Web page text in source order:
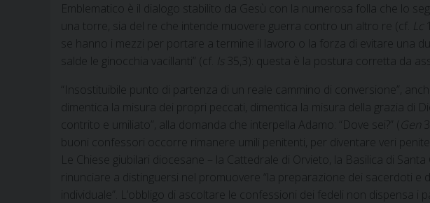
Emblematico è il dialogo stabilito da Gesù con la numerosa folla che lo
una torre, sia del re che intende muovere guerra contro un altro re (cf. Lc
se hanno i mezzi per portare a termine il lavoro o la forza di evitare una
salde le ginocchia vacillanti” (cf.
Is 35,3): questa è la postura corretta da
“Insostituibile punto di partenza di un reale cammino di conversione”,
dimentica la misura dei propri peccati, dimentica la misura della grazia di
contrito e umiliato”, alla domanda che interpella Adamo: “Dove sei?” (
Gen
buoni confessori occorre rimanere umili penitenti, per diventare veri
Le Chiese giubilari diocesane – la Cattedrale di Orvieto, la Basilica di
rinunciare a distinguersi nel promuovere “la preparazione dei sacerdoti e
individuale”. L’obbligo di ascoltare le confessioni dei fedeli non dispensa i